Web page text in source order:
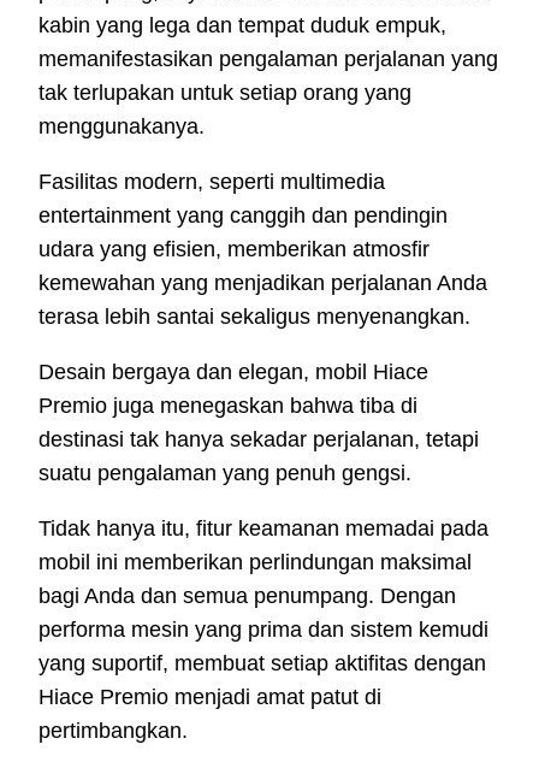
kabin yang lega dan tempat duduk empuk,
memanifestasikan pengalaman perjalanan yang
tak terlupakan untuk setiap orang yang
menggunakanya.
Fasilitas modern, seperti multimedia
entertainment yang canggih dan pendingin
udara yang efisien, memberikan atmosfir
kemewahan yang menjadikan perjalanan Anda
terasa lebih santai sekaligus menyenangkan.
Desain bergaya dan elegan, mobil Hiace
Premio juga menegaskan bahwa tiba di
destinasi tak hanya sekadar perjalanan, tetapi
suatu pengalaman yang penuh gengsi.
Tidak hanya itu, fitur keamanan memadai pada
mobil ini memberikan perlindungan maksimal
bagi Anda dan semua penumpang. Dengan
performa mesin yang prima dan sistem kemudi
yang suportif, membuat setiap aktifitas dengan
Hiace Premio menjadi amat patut di
pertimbangkan.